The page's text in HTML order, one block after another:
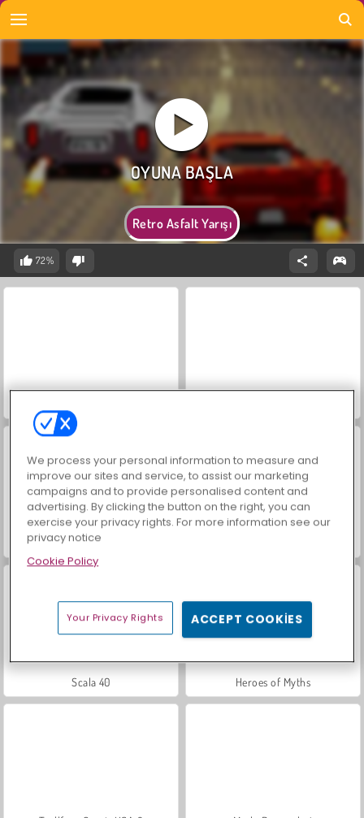
Retro Asfalt Yarışı
72%
Büyük Mahjong Eşleme
Scala 40 Heroes of Myths
We process your personal information to measure and
improve our sites and service, to assist our marketing
campaigns and to provide personalised content and
advertising. By clicking the button on the right, you can
exercise your privacy rights. For more information see our
privacy notice
Cookie Policy
Your Privacy Rights ACCEPT COOKIES